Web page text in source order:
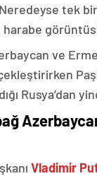
Neredeyse tek
harabe
ve
Rusya’dan
Vladimir